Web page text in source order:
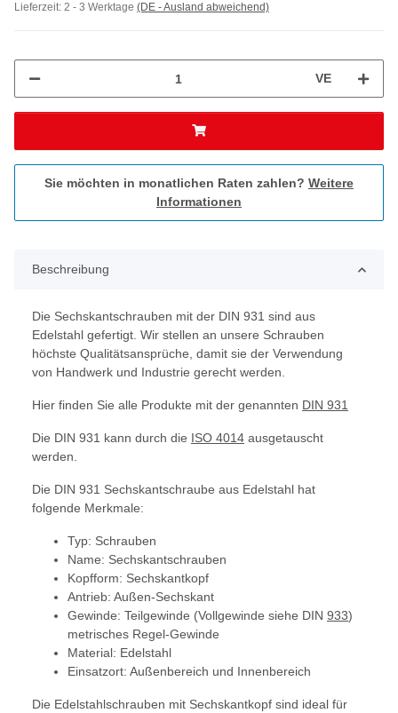
Lieferzeit: 2 - 3 Werktage (DE - Ausland abweichend)
VE
Sie möchten in monatlichen Raten zahlen? Weitere
Informationen
Beschreibung
Die Sechskantschrauben mit der DIN 931 sind aus
Edelstahl gefertigt. Wir stellen an unsere Schrauben
höchste Qualitätsansprüche, damit sie der Verwendung
von Handwerk und Industrie gerecht werden.
Hier finden Sie alle Produkte mit der genannten DIN 931
Die DIN 931 kann durch die ISO 4014 ausgetauscht
werden.
Die DIN 931 Sechskantschraube aus Edelstahl hat
folgende Merkmale:
Typ: Schrauben
Name: Sechskantschrauben
Kopfform: Sechskantkopf
Antrieb: Außen-Sechskant
Gewinde: Teilgewinde (Vollgewinde siehe DIN 933)
metrisches Regel-Gewinde
Material: Edelstahl
Einsatzort: Außenbereich und Innenbereich
Die Edelstahlschrauben mit Sechskantkopf sind ideal für